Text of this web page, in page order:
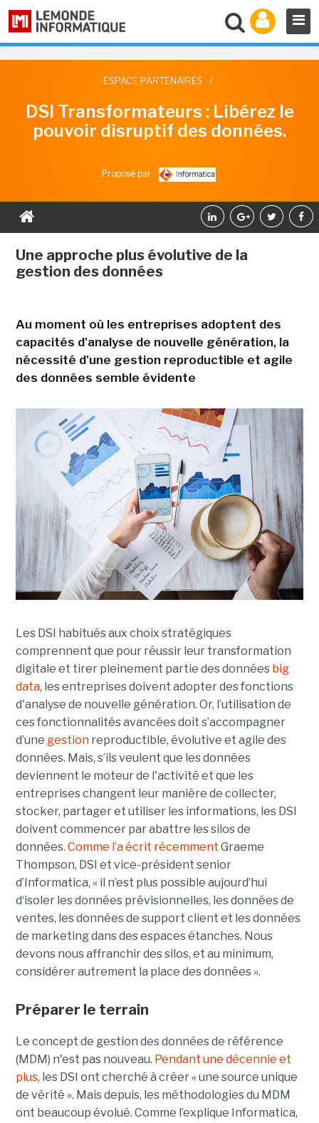
ESPACE PARTENAIRES /
DSI Transformateurs : Libérez le
pouvoir disruptif des données.
Proposé par
Une approche plus évolutive de la
gestion des données
Au moment où les entreprises adoptent des
capacités d'analyse de nouvelle génération, la
nécessité d'une gestion reproductible et agile
des données semble évidente
Les DSI habitués aux choix stratégiques
comprennent que pour réussir leur transformation
digitale et tirer pleinement partie des données big
data, les entreprises doivent adopter des fonctions
d'analyse de nouvelle génération. Or, l’utilisation de
ces fonctionnalités avancées doit s’accompagner
d’une gestionreproductible, évolutive et agile des
données. Mais, s’ils veulent que les données
deviennent le moteur de l'activité et que les
entreprises changent leur manière de collecter,
stocker, partager et utiliser les informations, les DSI
doivent commencer par abattre les silos de
données. Comme l’a écrit récemment Graeme
Thompson, DSI et vice-président senior
d’Informatica, « il n’est plus possible aujourd’hui
d‘isoler les données prévisionnelles, les données de
ventes, les données de support client et les données
de marketing dans des espaces étanches. Nous
devons nous affranchir des silos, et au minimum,
considérer autrement la place des données ».
Préparer le terrain
Le concept de gestion des données de référence
(MDM) n'est pas nouveau. Pendant une décennie et
plus, les DSI ont cherché à créer « une source unique
de vérité ». Mais depuis, les méthodologies du MDM
ont beaucoup évolué. Comme l’explique Informatica,